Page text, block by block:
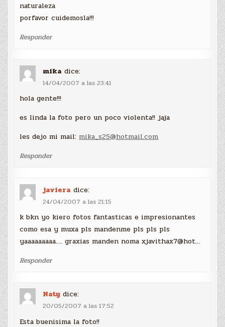
naturaleza
porfavor cuidemosla!!!
Responder
mika dice:
14/04/2007 a las 23:41
hola gente!!!
es linda la foto pero un poco violenta!! jaja
les dejo mi mail:mika_s25@hotmail.com
Responder
javiera dice:
24/04/2007 a las 21:15
k bkn yo kiero fotos fantasticas e impresionantes
como esa y muxa pls mandenme pls pls pls
yaaaaaaaaa…. graxias manden noma xjavithax7@hot…
Responder
Naty dice:
20/05/2007 a las 17:52
Esta buenisima la foto!!